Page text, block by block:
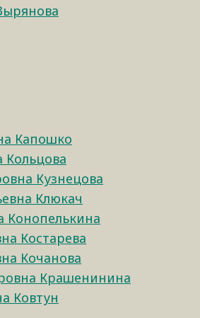
Капошко
Кольцова
Кузнецова
Клюкач
Конопелькина
Костарева
Кочанова
Крашенинина
Ковтун